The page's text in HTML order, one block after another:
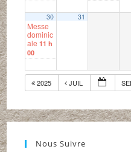
30
Messe
dominic
ale11 h
00
31
2025 JUIL
Nous Suivre